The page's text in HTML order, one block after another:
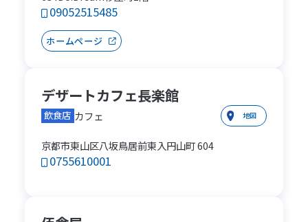
09052515485
ホームページ
デザートカフェ長楽館
飲食店 カフェ 地図
京都市東山区八坂鳥居前東入円山町 604
0755610001